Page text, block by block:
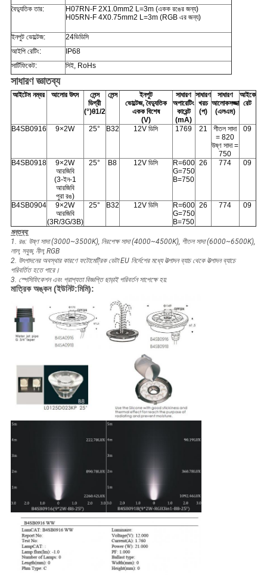
বৈদ্যুতিক তার:
H07RN-F 2X1.0mm2 L=3m (একক রঙের জন্য)
H05RN-F 4X0.75mm2 L=3m (RGB এর জন্য)
ইনপুট ভোল্টেজ:
24ভিডিসি
আইপি রেটিং:
IP68
সার্টিফিকেট:
সিই, RoHs
সাধারণ জ্ঞাতব্য
আইটেম নম্বর আলোর উৎস
লেন্স
ডিগ্রী
(°)θ1/2
লেন্স
ইনপুট
ভোল্টেজ, বৈদ্যুতিক
একক বিশেষ
(V)
সাধারণ
অপারেটিং
কারেন্ট
(mA)
সাধারণ
খরচ
(প)
সাধারণ
আলোকসজ্জা
(এলএম)
আইকে
রেট
B4SB0916 9×2W 25° B32 12V ডিসি 1769 21
শীতল সাদা
= 820
উষ্ণ সাদা =
750
09
B4SB0918
9×2W
আরজিবি
(3-ইন-1
আরজিবি
পুরা রঙ)
25° B8 12V ডিসি
R=600
G=750
B=750
26 774 09
B4SB0904
9×2W
আরজিবি
(3R/3G/3B)
25° B32 12V ডিসি
R=600
G=750
B=750
26 774 09
মন্তব্য:
1. রঙ: উষ্ণ সাদা (3000~3500K), নিরপেক্ষ সাদা (4000~4500K), শীতল সাদা (6000~6500K),
লাল, সবুজ, নীল, RGB
2. উৎপাদনের অবস্থার কারণে ফটোমেট্রিক ডেটা EU নির্দেশের মধ্যে উত্পাদন ব্যাচ থেকে উত্পাদন ব্যাচে
পরিবর্তিত হতে পারে।
3. স্পেসিফিকেশন এবং প্রাপ্যতা বিজ্ঞপ্তি ছাড়াই পরিবর্তন সাপেক্ষে হয়.
মাত্রিক অঙ্কন (ইউনিট:মিমি):